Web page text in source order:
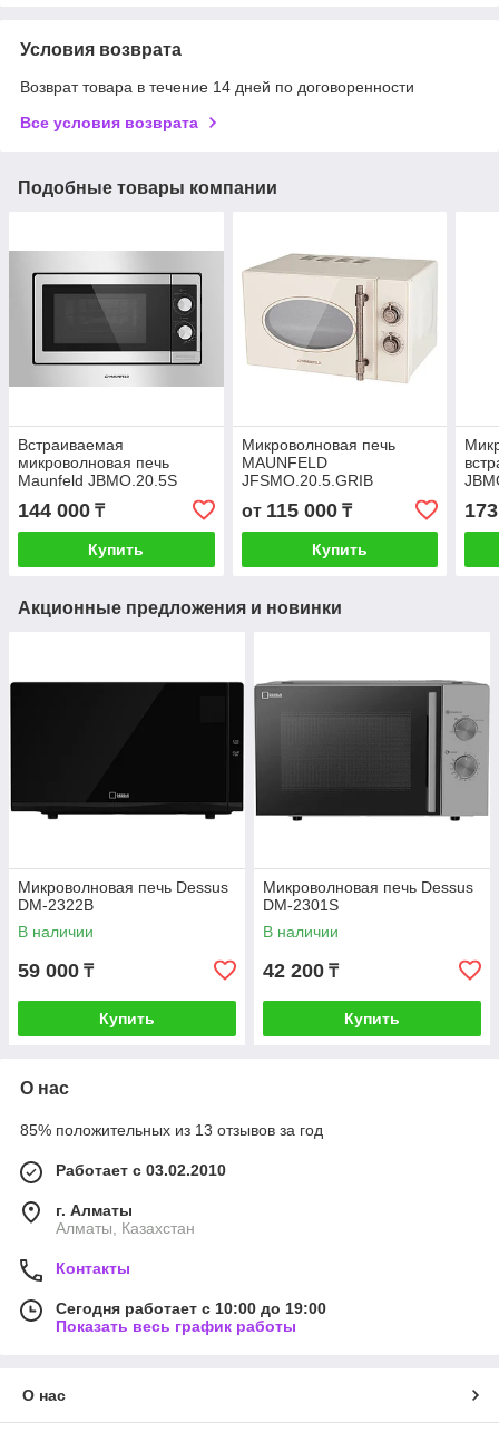
Условия возврата
Возврат товара в течение 14 дней по договоренности
Все условия возврата
Подобные товары компании
Встраиваемая
микроволновая печь
Maunfeld JBMO.20.5S
144 000 ₸
Купить
Микроволновая печь
MAUNFELD
JFSMO.20.5.GRIB
от 115 000₸
Купить
Акционные предложения и новинки
Микроволновая печь Dessus
DM-2322B
В наличии
59 000 ₸
Купить
Микроволновая печь Dessus
DM-2301S
В наличии
42 200 ₸
Купить
О нас
85% положительных из 13 отзывов за год
Работает с 03.02.2010
г. Алматы
Алматы, Казахстан
Контакты
Сегодня работает с 10:00 до 19:00
Показать весь график работы
О нас